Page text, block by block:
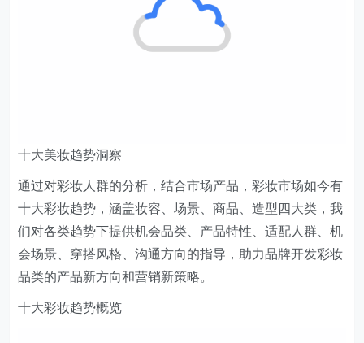
十大美妆趋势洞察
通过对彩妆人群的分析，结合市场产品，彩妆市场如今有
十大彩妆趋势，涵盖妆容、场景、商品、造型四大类，我
们对各类趋势下提供机会品类、产品特性、适配人群、机
会场景、穿搭风格、沟通方向的指导，助力品牌开发彩妆
品类的产品新方向和营销新策略。
十大彩妆趋势概览